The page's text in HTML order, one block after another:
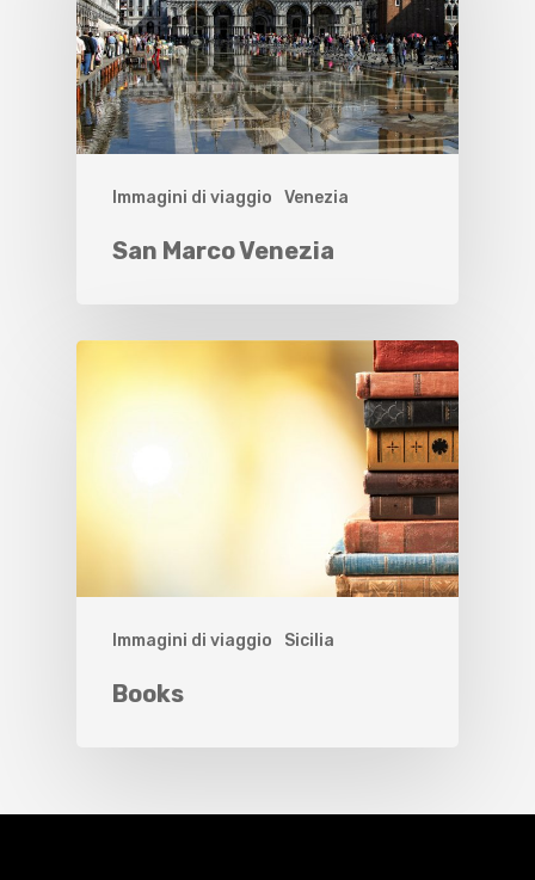
Immagini di viaggio Venezia
San Marco Venezia
Immagini di viaggio Sicilia
Books